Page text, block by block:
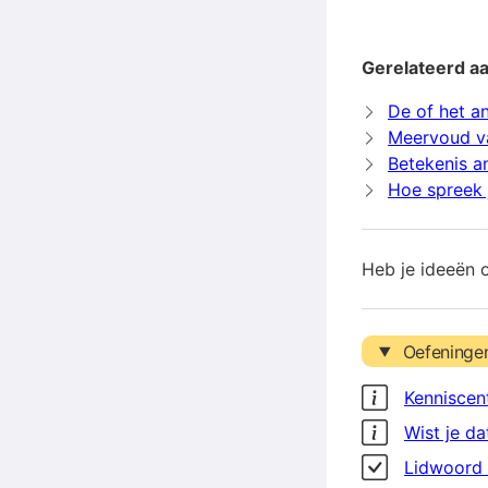
Gerelateerd
De of het
Meervoud
Betekenis
Hoe spreek
Heb je ideeën
Wist je
Lidwoord